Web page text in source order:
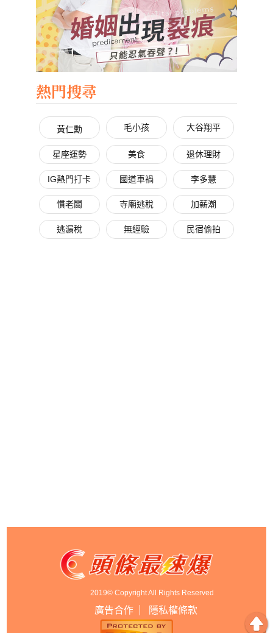
熱門搜尋
黃仁勳 毛小孩 大谷翔平
星座運勢 美食 退休理財
IG熱門打卡 國道車禍 李多慧
慣老闆 寺廟逃稅 加薪潮
逃漏稅 無經驗 民宿偷拍
2019© Copyright All Rights Reserved
廣告合作 隱私權條款